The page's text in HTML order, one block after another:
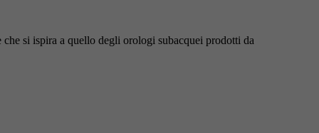
si ispira a quello degli orologi subacquei prodotti da